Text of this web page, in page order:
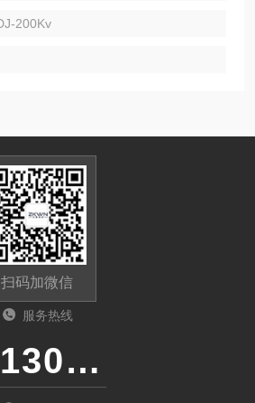
200Kv
扫码加微信
服务热线
13011285763